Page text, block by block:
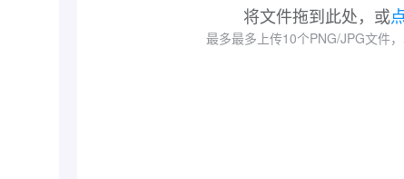
将文件拖到此处，或
最多最多上传10个PNG/JPG文件